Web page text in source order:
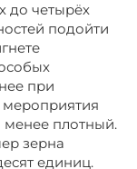
до четырёх
подойти
при
мероприятия
менее плотный.
зерна
единиц.